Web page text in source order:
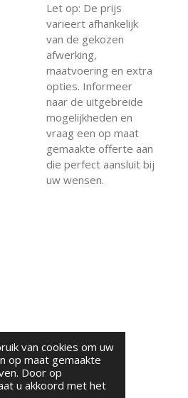
van cookies om uw
op maat gemaakte
Door op
u akkoord met het
Let op: De prijs
varieert afhankelijk
van de gekozen
afwerking,
maatvoering en extra
opties. Informeer
naar de uitgebreide
mogelijkheden en
vraag een op maat
gemaakte offerte aan
die perfect aansluit bij
uw wensen.